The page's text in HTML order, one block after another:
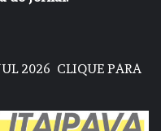
2026 CLIQUE PARA